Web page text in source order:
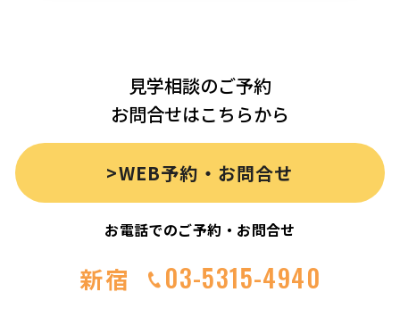
見学相談のご予約
お問合せはこちらから
>WEB予約・お問合せ
お電話でのご予約・お問合せ
新宿 03-5315-4940